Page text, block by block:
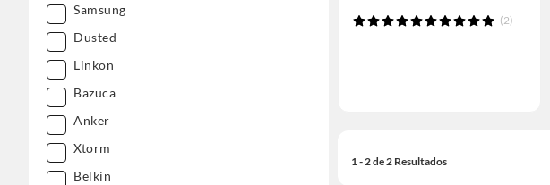
Samsung
Dusted
Linkon
Bazuca
Anker
Xtorm
Belkin
(2)
1 - 2 de 2 Resultados